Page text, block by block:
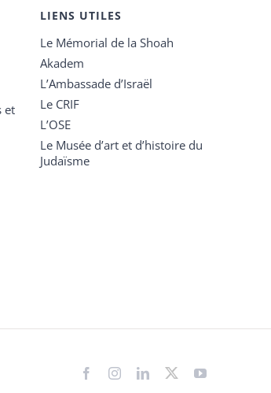
et
LIENS UTILES
Le Mémorial de la Shoah
Akadem
L’Ambassade d’Israël
Le CRIF
L’OSE
Le Musée d’art et d’histoire du
Judaïsme
FacebookInstagramLinkedIn
X YouTube